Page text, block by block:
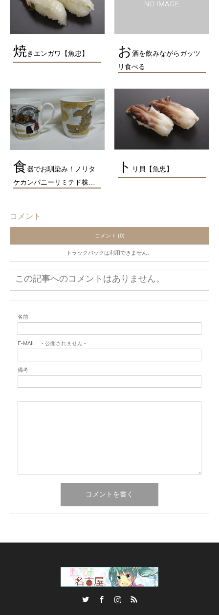
焼きエンガワ【魚忠】 お酒を飲みながらガッツ
リ食べる
食器でお馴染み！ノリタ
ケカンパニーリミテド株…
ト リ貝【魚忠】
コメント
コメント (0)
トラックバックは利用できません。
この記事へのコメントはありません。
名前
E-MAIL - 公開されません -
備考
RSS